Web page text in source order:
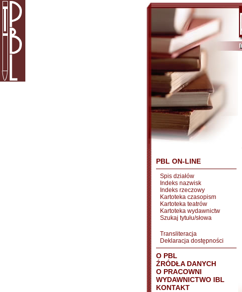
PBL ON-LINE
Spis działów
Indeks nazwisk
Indeks rzeczowy
Kartoteka czasopism
Kartoteka teatrów
Kartoteka wydawnictw
Szukaj tytułu/słowa
Transliteracja
Deklaracja dostępności
O PBL
ŹRÓDŁA DANYCH
O PRACOWNI
WYDAWNICTWO IBL
KONTAKT